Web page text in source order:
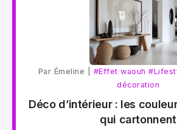
Par Émeline | #Effet waouh
décoration
Déco d’intérieur : les
qui cartonnent